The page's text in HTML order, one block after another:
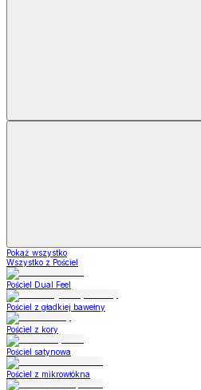
Pokaż wszystko
Wszystko z Pościel
Pościel Dual Feel
Pościel z gładkiej bawełny
Pościel z kory
Pościel satynowa
Pościel z mikrowłókna